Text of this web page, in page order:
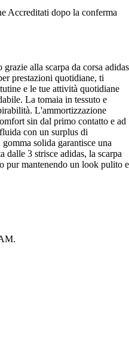
Accreditati dopo la conferma
alla scarpa da corsa adidas
prestazioni quotidiane, ti
e le tue attività quotidiane
La tomaia in tessuto e
L'ammortizzazione
sin dal primo contatto e ad
con un surplus di
solida garantisce una
dalle 3 strisce adidas, la scarpa
pur mantenendo un look pulito e